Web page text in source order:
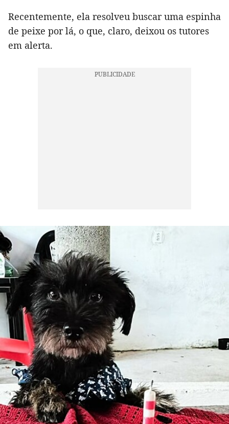
Recentemente, ela resolveu buscar uma espinha
de peixe por lá, o que, claro, deixou os tutores
em alerta.